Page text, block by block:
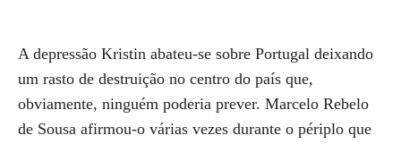
A depressão Kristin abateu-se sobre Portugal deixando
um rasto de destruição no centro do país que,
obviamente, ninguém poderia prever. Marcelo Rebelo
de Sousa afirmou-o várias vezes durante o périplo que